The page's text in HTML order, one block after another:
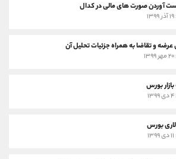
آوردن صورت های مالی در کدال
و تقاضا به همراه جزئیات تحلیل آن
بورس
بورس